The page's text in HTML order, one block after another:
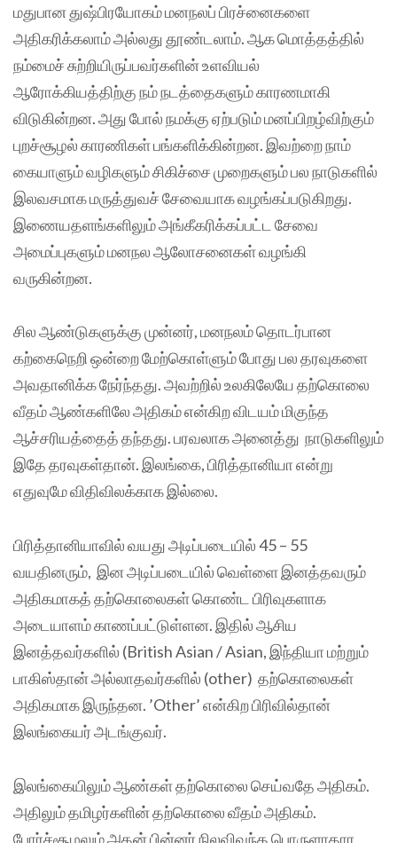
மதுபான துஷ்பிரயோகம் மனநலப் பிரச்னைகளை
அதிகரிக்கலாம் அல்லது தூண்டலாம். ஆக மொத்தத்தில்
நம்மைச் சுற்றியிருப்பவர்களின் உளவியல்
ஆரோக்கியத்திற்கு நம் நடத்தைகளும் காரணமாகி
விடுகின்றன. அது போல் நமக்கு ஏற்படும் மனப்பிறழ்விற்கும்
புறச்சூழல் காரணிகள் பங்களிக்கின்றன. இவற்றை நாம்
கையாளும் வழிகளும் சிகிச்சை முறைகளும் பல நாடுகளில்
இலவசமாக மருத்துவச் சேவையாக வழங்கப்படுகிறது.
இணையதளங்களிலும் அங்கீகரிக்கப்பட்ட சேவை
அமைப்புகளும் மனநல ஆலோசனைகள் வழங்கி
வருகின்றன.
சில ஆண்டுகளுக்கு முன்னர், மனநலம் தொடர்பான
கற்கைநெறி ஒன்றை மேற்கொள்ளும் போது பல தரவுகளை
அவதானிக்க நேர்ந்தது. அவற்றில் உலகிலேயே தற்கொலை
வீதம் ஆண்களிலே அதிகம் என்கிற விடயம் மிகுந்த
ஆச்சரியத்தைத் தந்தது. பரவலாக அனைத்து நாடுகளிலும்
இதே தரவுகள்தான். இலங்கை, பிரித்தானியா என்று
எதுவுமே விதிவிலக்காக இல்லை.
பிரித்தானியாவில் வயது அடிப்படையில் 45 – 55
வயதினரும், இன அடிப்படையில் வெள்ளை இனத்தவரும்
அதிகமாகத் தற்கொலைகள் கொண்ட பிரிவுகளாக
அடையாளம் காணப்பட்டுள்ளன. இதில் ஆசிய
இனத்தவர்களில் (British Asian / Asian, இந்தியா மற்றும்
பாகிஸ்தான் அல்லாதவர்களில் (other) தற்கொலைகள்
அதிகமாக இருந்தன. ’Other’ என்கிற பிரிவில்தான்
இலங்கையர் அடங்குவர்.
இலங்கையிலும் ஆண்கள் தற்கொலை செய்வதே அதிகம்.
அதிலும் தமிழர்களின் தற்கொலை வீதம் அதிகம்.
போர்ச்சூழலும் அதன் பின்னர் நிலவிவந்த பொருளாதார